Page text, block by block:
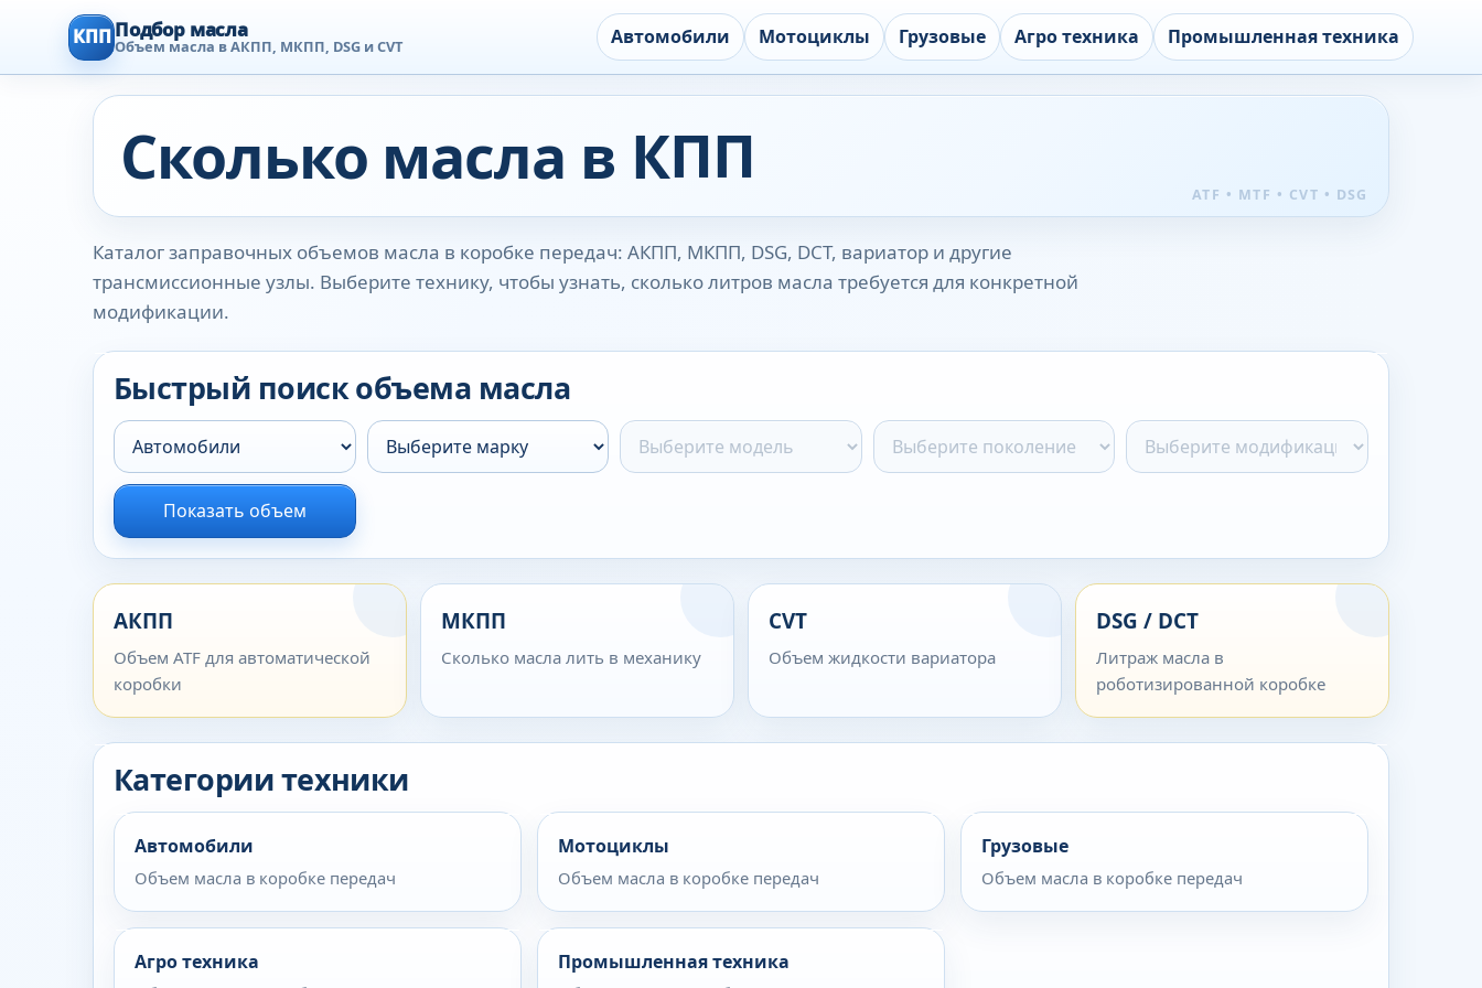
КПП Подбор масла
Объем масла в АКПП, МКПП, DSG и CVT Автомобили Мотоциклы Грузовые Агро техника Промышленная техника
Сколько масла в КПП
Каталог заправочных объемов масла в коробке передач: АКПП, МКПП, DSG, DCT, вариатор и другие
трансмиссионные узлы. Выберите технику, чтобы узнать, сколько литров масла требуется для конкретной
модификации.
Быстрый поиск объема масла
Показать объем
АКПП
Объем ATF для автоматической
коробки
МКПП
Сколько масла лить в механику
CVT
Объем жидкости вариатора
DSG / DCT
Литраж масла в
роботизированной коробке
Категории техники
Автомобили
Объем масла в коробке передач
Мотоциклы
Объем масла в коробке передач
Грузовые
Объем масла в коробке передач
Агро техника Промышленная техника